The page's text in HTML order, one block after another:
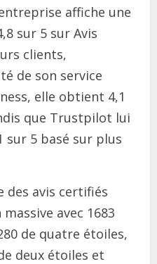
affiche une
sur 5 sur Avis
clients,
de son service
elle obtient 4,1
que Trustpilot lui
5 basé sur plus
avis certifiés
avec 1683
de quatre étoiles,
deux étoiles et